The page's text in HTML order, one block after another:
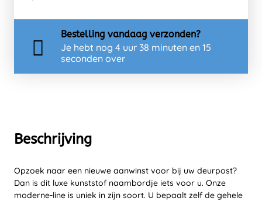
Beschrijving
Opzoek naar een nieuwe aanwinst voor bij uw deurpost?
Dan is dit luxe kunststof naambordje iets voor u. Onze
moderne-line is uniek in zijn soort. U bepaalt zelf de gehele
Bestelling vandaag verzonden?
Je hebt nog 4 uur 38 minuten en 15
seconden over